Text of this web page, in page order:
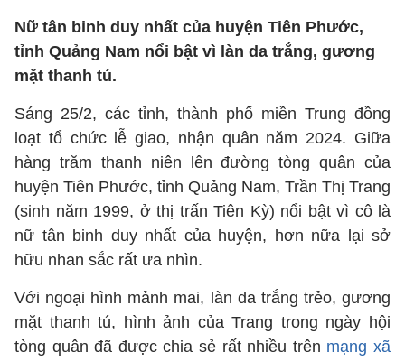
Nữ tân binh duy nhất của huyện Tiên Phước,
tỉnh Quảng Nam nổi bật vì làn da trắng, gương
mặt thanh tú.
Sáng 25/2, các tỉnh, thành phố miền Trung đồng
loạt tổ chức lễ giao, nhận quân năm 2024. Giữa
hàng trăm thanh niên lên đường tòng quân của
huyện Tiên Phước, tỉnh Quảng Nam, Trần Thị Trang
(sinh năm 1999, ở thị trấn Tiên Kỳ) nổi bật vì cô là
nữ tân binh duy nhất của huyện, hơn nữa lại sở
hữu nhan sắc rất ưa nhìn.
Với ngoại hình mảnh mai, làn da trắng trẻo, gương
mặt thanh tú, hình ảnh của Trang trong ngày hội
tòng quân đã được chia sẻ rất nhiều trên mạng xã